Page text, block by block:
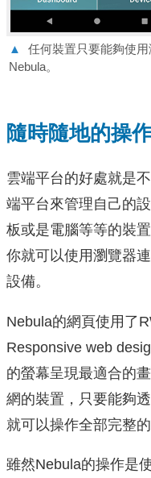
▲
任何裝置只要能夠使
Nebula。
隨時隨地的操
雲端平台的好處就是
端平台來管理自己的
板或是電腦等等的裝
你就可以使用瀏覽器
設備。
Nebula的網頁使用了
Responsive web
的螢幕呈現最適合的
網的裝置，只要能夠
就可以操作全部完整的
雖然Nebula的操作是